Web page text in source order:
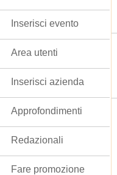
Inserisci evento
Area utenti
Inserisci azienda
Approfondimenti
Redazionali
Fare promozione